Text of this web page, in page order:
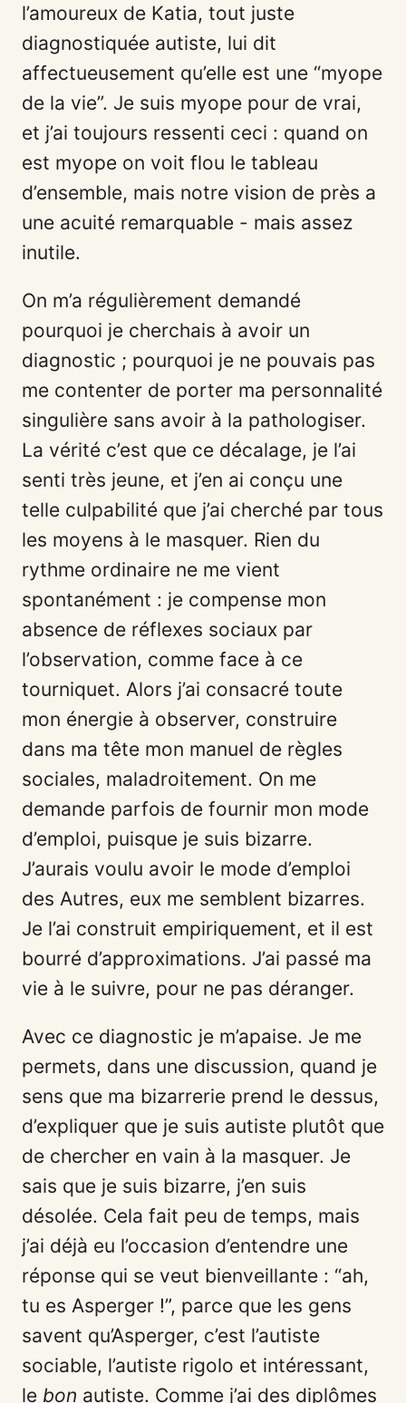
l’amoureux de Katia, tout juste
diagnostiquée autiste, lui dit
affectueusement qu’elle est une “myope
de la vie”. Je suis myope pour de vrai,
et j’ai toujours ressenti ceci : quand on
est myope on voit flou le tableau
d’ensemble, mais notre vision de près a
une acuité remarquable - mais assez
inutile.
On m’a régulièrement demandé
pourquoi je cherchais à avoir un
diagnostic ; pourquoi je ne pouvais pas
me contenter de porter ma personnalité
singulière sans avoir à la pathologiser.
La vérité c’est que ce décalage, je l’ai
senti très jeune, et j’en ai conçu une
telle culpabilité que j’ai cherché par tous
les moyens à le masquer. Rien du
rythme ordinaire ne me vient
spontanément : je compense mon
absence de réflexes sociaux par
l’observation, comme face à ce
tourniquet. Alors j’ai consacré toute
mon énergie à observer, construire
dans ma tête mon manuel de règles
sociales, maladroitement. On me
demande parfois de fournir mon mode
d’emploi, puisque je suis bizarre.
J’aurais voulu avoir le mode d’emploi
des Autres, eux me semblent bizarres.
Je l’ai construit empiriquement, et il est
bourré d’approximations. J’ai passé ma
vie à le suivre, pour ne pas déranger.
Avec ce diagnostic je m’apaise. Je me
permets, dans une discussion, quand je
sens que ma bizarrerie prend le dessus,
d’expliquer que je suis autiste plutôt que
de chercher en vain à la masquer. Je
sais que je suis bizarre, j’en suis
désolée. Cela fait peu de temps, mais
j’ai déjà eu l’occasion d’entendre une
réponse qui se veut bienveillante : “ah,
tu es Asperger !”, parce que les gens
savent qu’Asperger, c’est l’autiste
sociable, l’autiste rigolo et intéressant,
le bon autiste. Comme j’ai des diplômes